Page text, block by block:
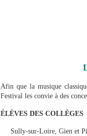
Afin que la musique
Festival les convie à des
ÉLÈVES DES COLLÈGES
Sully-sur-Loire, Gien et